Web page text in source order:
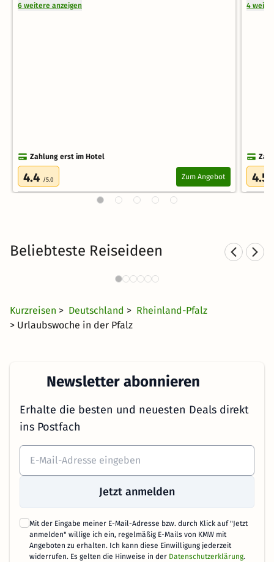
6 weitere anzeigen
Zahlung erst im Hotel
4.4 /5.0 Zum Angebot
4
4.5
Beliebteste Reiseideen
Städtereisen nach Rheinland-
Kurzreisen > Deutschland > Rheinland-Pfalz
> Urlaubswoche in der Pfalz
Newsletter abonnieren
Erhalte die besten und neuesten Deals direkt
ins Postfach
Jetzt anmelden
Mit der Eingabe meiner E-Mail-Adresse bzw. durch Klick auf "Jetzt
anmelden" willige ich ein, regelmäßig E-Mails von KMW mit
Angeboten zu erhalten. Ich kann diese Einwilligung jederzeit
widerrufen. Es gelten die Hinweise in der Datenschutzerklärung.